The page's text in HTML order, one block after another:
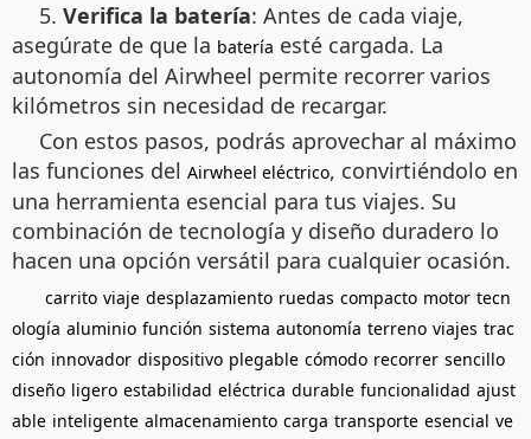
5. Verifica la batería: Antes de cada viaje,
asegúrate de que la batería esté cargada. La
autonomía del Airwheel permite recorrer varios
kilómetros sin necesidad de recargar.
Con estos pasos, podrás aprovechar al máximo
las funciones del Airwheel eléctrico, convirtiéndolo en
una herramienta esencial para tus viajes. Su
combinación de tecnología y diseño duradero lo
hacen una opción versátil para cualquier ocasión.
carrito viaje desplazamiento ruedas compacto motor tecn
ología aluminio función sistema autonomía terreno viajes trac
ción innovador dispositivo plegable cómodo recorrer sencillo
diseño ligero estabilidad eléctrica durable funcionalidad ajust
able inteligente almacenamiento carga transporte esencial ve